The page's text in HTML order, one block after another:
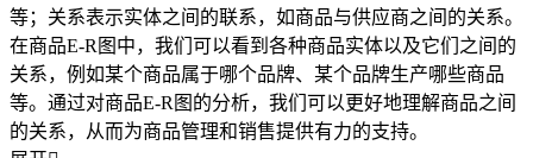
等；关系表示实体之间的联系，如商品与供应商之间的关系。
在商品E-R图中，我们可以看到各种商品实体以及它们之间的
关系，例如某个商品属于哪个品牌、某个品牌生产哪些商品
等。通过对商品E-R图的分析，我们可以更好地理解商品之间
的关系，从而为商品管理和销售提供有力的支持。